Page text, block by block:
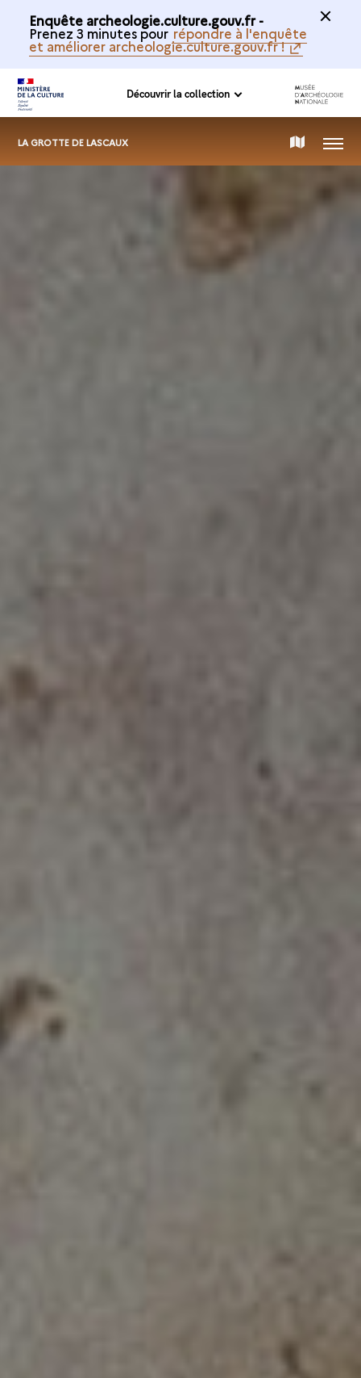
Enquête archeologie.culture.gouv.fr -
Prenez 3 minutes pour répondre à l'enquête
et améliorer archeologie.culture.gouv.fr !
Découvrir la collection
LA GROTTE DE LASCAUX CARTE MENU